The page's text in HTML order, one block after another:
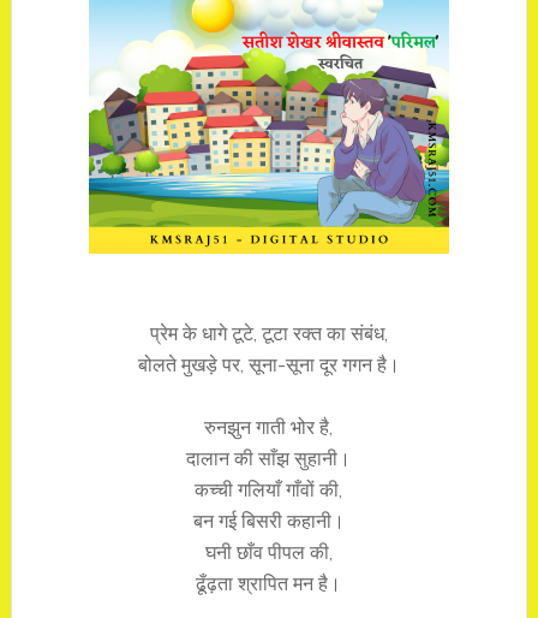
प्रेम के धागे टूटे, टूटा रक्त का संबंध,
बोलते मुखड़े पर, सूना-सूना दूर गगन है।
रुनझुन गाती भोर है,
दालान की साँझ सुहानी।
कच्ची गलियाँ गाँवों की,
बन गई बिसरी कहानी।
घनी छाँव पीपल की,
ढूँढ़ता श्रापित मन है।